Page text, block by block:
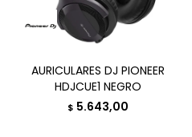
AURICULARES DJ PIONEER
HDJCUE1 NEGRO
$ 5.643,00